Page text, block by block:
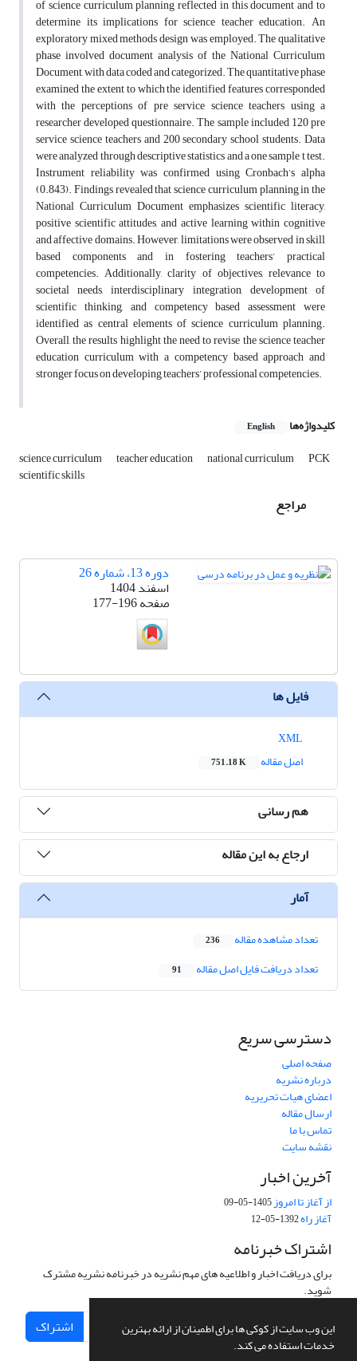
این وب سایت از کوکی ها برای اطمینان از ارائه بهترین
خدمات استفاده می کند.
of science curriculum planning reflected in this document and to
determine its implications for science teacher education. An
exploratory mixed methods design was employed. The qualitative
phase involved document analysis of the National Curriculum
Document, with data coded and categorized. The quantitative phase
examined the extent to which the identified features corresponded
with the perceptions of pre service science teachers using a
researcher developed questionnaire. The sample included 120 pre
service science teachers and 200 secondary school students. Data
were analyzed through descriptive statistics and a one sample t test.
Instrument reliability was confirmed using Cronbach’s alpha
(0.843). Findings revealed that science curriculum planning in the
National Curriculum Document emphasizes scientific literacy,
positive scientific attitudes, and active learning within cognitive
and affective domains. However, limitations were observed in skill
based components and in fostering teachers’ practical
competencies. Additionally, clarity of objectives, relevance to
societal needs, interdisciplinary integration, development of
scientific thinking, and competency based assessment were
identified as central elements of science curriculum planning.
Overall, the results highlight the need to revise the science teacher
education curriculum with a competency based approach and
stronger focus on developing teachers’ professional competencies.
کلیدواژه‌ها English
science curriculum teacher education national curriculum PCK
scientific skills
مراجع
دوره 13، شماره 26
اسفند 1404
صفحه177-196
فایل ها
اصل مقاله
751.18 K
هم رسانی
ارجاع به این مقاله
آمار
تعداد مشاهده مقاله 236
تعداد دریافت فایل اصل مقاله 91
دسترسی سریع
صفحه اصلی
درباره نشریه
اعضای هیات تحریریه
ارسال مقاله
تماس با ما
نقشه سایت
آخرین اخبار
از آغاز تا امروز1405-05-09
آغاز راه1392-05-12
اشتراک خبرنامه
برای دریافت اخبار و اطلاعیه های مهم نشریه در خبرنامه نشریه مشترک
شوید.
اشتراک